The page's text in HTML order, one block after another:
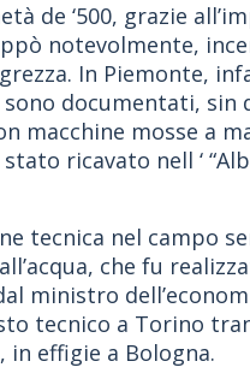
de ‘500, grazie
notevolmente,
In Piemonte,
documentati, sin
mosse a
ricavato nell ‘
tecnica nel campo
che fu
ministro
tecnico a Torino
effigie a Bologna.